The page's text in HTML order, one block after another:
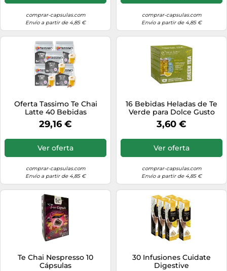
comprar-capsulas.com
Envío a partir de 4,85 €
comprar-capsulas.com
Envío a partir de 4,85 €
Oferta Tassimo Te Chai
Latte 40 Bebidas
29,16 €
Ver oferta
comprar-capsulas.com
Envío a partir de 4,85 €
16 Bebidas Heladas de Te
Verde para Dolce Gusto
3,60 €
Ver oferta
comprar-capsulas.com
Envío a partir de 4,85 €
Te Chai Nespresso 10
Cápsulas
30 Infusiones Cuidate
Digestive